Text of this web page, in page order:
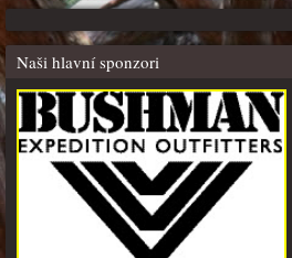
Naši hlavní sponzori